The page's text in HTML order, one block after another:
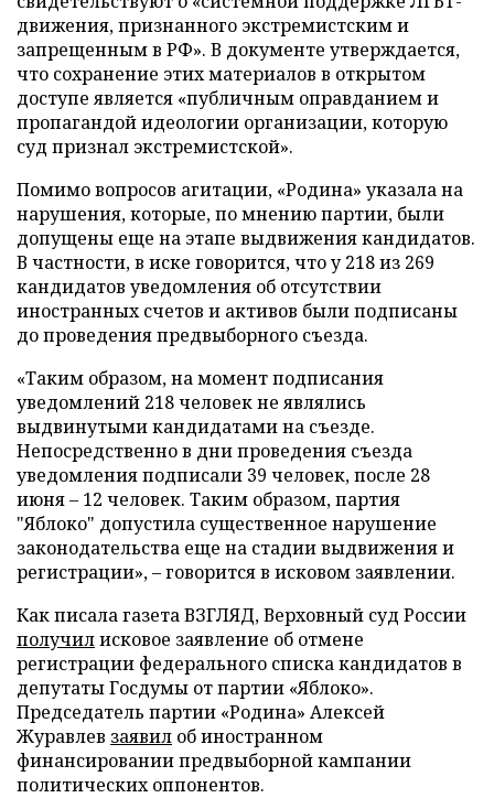
движения, признанного экстремистским и
запрещенным в РФ». В документе утверждается,
что сохранение этих материалов в открытом
доступе является «публичным оправданием и
пропагандой идеологии организации, которую
суд признал экстремистской».
Помимо вопросов агитации, «Родина» указала на
нарушения, которые, по мнению партии, были
допущены еще на этапе выдвижения кандидатов.
В частности, в иске говорится, что у 218 из 269
кандидатов уведомления об отсутствии
иностранных счетов и активов были подписаны
до проведения предвыборного съезда.
«Таким образом, на момент подписания
уведомлений 218 человек не являлись
выдвинутыми кандидатами на съезде.
Непосредственно в дни проведения съезда
уведомления подписали 39 человек, после 28
июня – 12 человек. Таким образом, партия
"Яблоко" допустила существенное нарушение
законодательства еще на стадии выдвижения и
регистрации», – говорится в исковом заявлении.
Как писала газета ВЗГЛЯД, Верховный суд России
получилисковое заявление об отмене
регистрации федерального списка кандидатов в
депутаты Госдумы от партии «Яблоко».
Председатель партии «Родина» Алексей
Журавлев заявил об иностранном
финансировании предвыборной кампании
политических оппонентов.